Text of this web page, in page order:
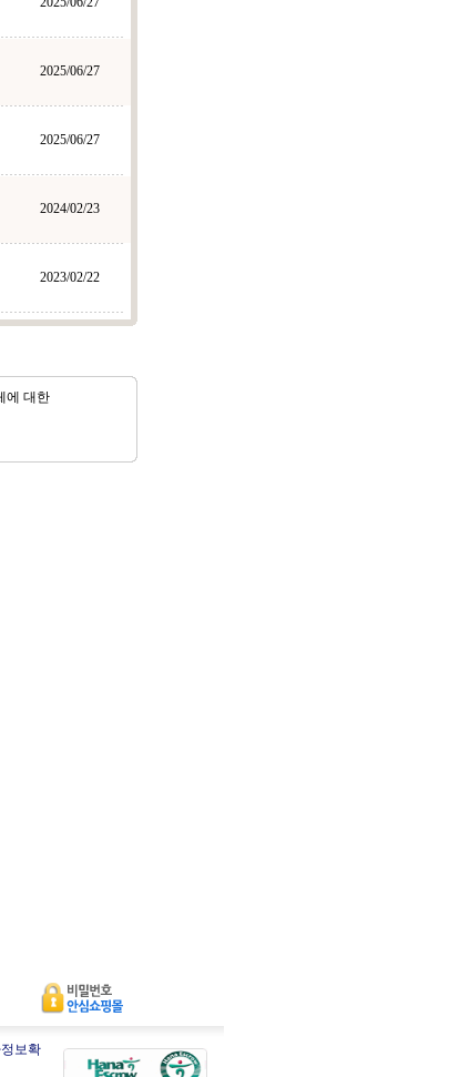
2025/06/27
2025/06/27
2024/02/23
2023/02/22
에 대한
보확